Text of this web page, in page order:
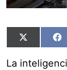
Compartir
en
X
La